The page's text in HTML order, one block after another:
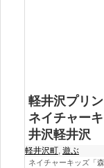
軽井沢プリ
ネイチャー
井沢軽井沢
軽井沢町, 遊ぶ
ネイチャーキッズ「